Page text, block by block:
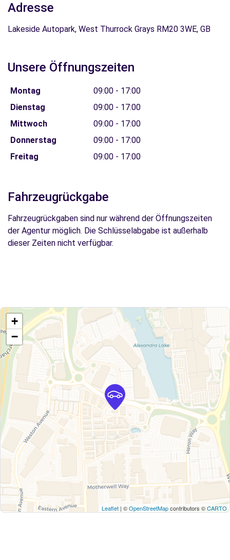
Adresse
Lakeside Autopark, West Thurrock Grays RM20 3WE, GB
Unsere Öffnungszeiten
Montag
09:00 - 17:00
Dienstag
09:00 - 17:00
Mittwoch
09:00 - 17:00
Donnerstag
09:00 - 17:00
Freitag
09:00 - 17:00
Fahrzeugrückgabe
Fahrzeugrückgaben sind nur während der Öffnungszeiten
der Agentur möglich. Die Schlüsselabgabe ist außerhalb
dieser Zeiten nicht verfügbar.
+
−
Leaflet | ©OpenStreetMapcontributors ©CARTO